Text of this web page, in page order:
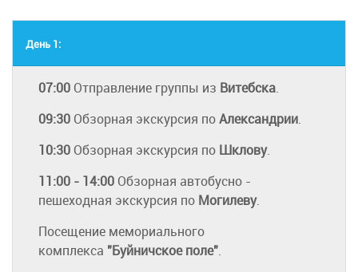
День 1:
07:00 Отправление группы из Витебска.
09:30 Обзорная экскурсия поАлександрии.
10:30 Обзорная экскурсия по Шклову.
11:00 - 14:00 Обзорная автобусно -
пешеходная экскурсия по Могилеву.
Посещение мемориального
комплекса "Буйничское поле".